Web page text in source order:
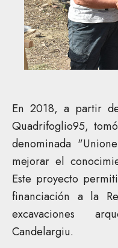
En 2018, a partir
Quadrifoglio95,
denominada
mejorar el
Este proyecto
financiación a la
excavaciones
Candelargiu.